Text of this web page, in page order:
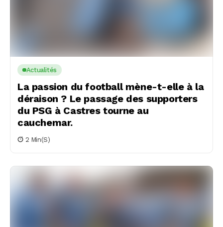
Actualités
La passion du football mène-t-elle à la
déraison ? Le passage des supporters
du PSG à Castres tourne au
cauchemar.
2 Min(s)